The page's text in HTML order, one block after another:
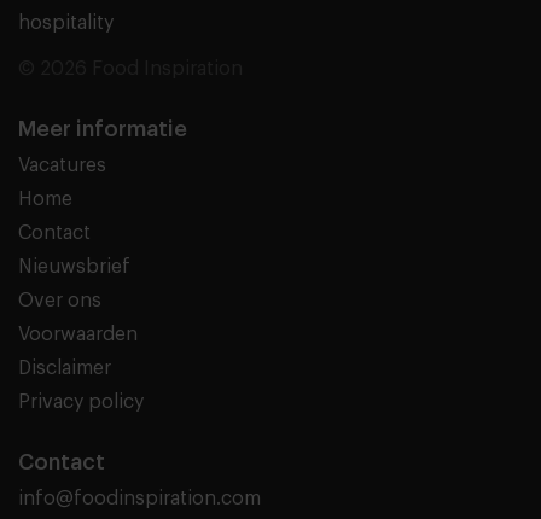
hospitality
Meer informatie
Vacatures
Home
Contact
Nieuwsbrief
Over ons
Voorwaarden
Disclaimer
Privacy policy
Contact
info@foodinspiration.com